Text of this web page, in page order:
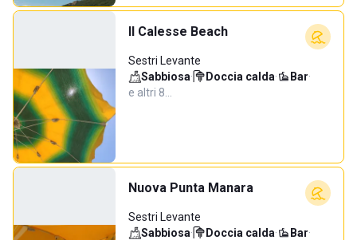
Il Calesse Beach
Sestri Levante
Sabbiosa· Doccia calda· Bar·
e altri 8…
Nuova Punta Manara
Sestri Levante
Sabbiosa· Doccia calda· Bar·